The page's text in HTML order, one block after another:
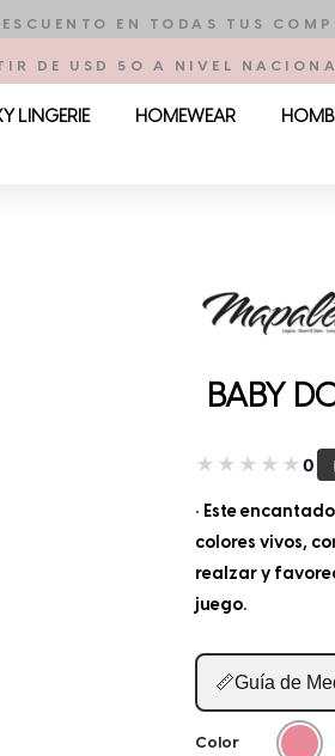
EN TODAS TUS
DE USD 50 A NIVEL
LINGERIE HOMEWEAR
BABY
★ ★ ★ ★ ★0
• Este
colores vivos,
realzar y
juego.
📏Guía de
Color